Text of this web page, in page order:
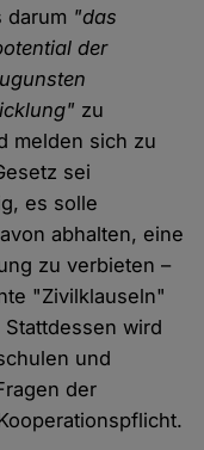
darum "das
der
zu
melden sich zu
sei
es solle
abhalten, eine
zu verbieten –
"Zivilklauseln"
wird
und
der